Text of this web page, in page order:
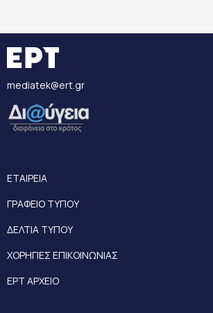
mediatek@ert.gr
ΕΤΑΙΡΕΙΑ
ΓΡΑΦΕΙΟ ΤΥΠΟΥ
ΔΕΛΤΙΑ ΤΥΠΟΥ
ΧΟΡΗΓΙΕΣ ΕΠΙΚΟΙΝΩΝΙΑΣ
ΕΡΤ ΑΡΧΕΙΟ